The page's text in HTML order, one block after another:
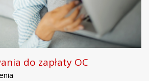
do zapłaty OC